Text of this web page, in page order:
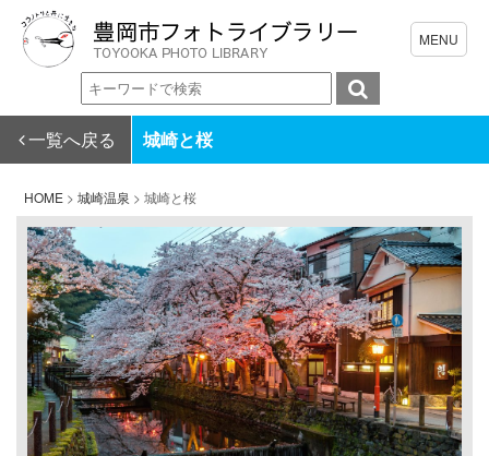
一覧へ戻る 城崎と桜
HOME > 城崎温泉 > 城崎と桜